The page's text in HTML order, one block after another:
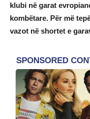
klubi në garat
kombëtare. Për më
vazot në shortet e